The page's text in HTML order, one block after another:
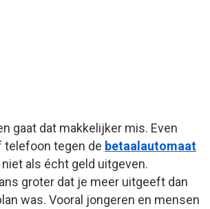
gaat dat makkelijker mis. Even
telefoon tegen de betaalautomaat
als écht geld uitgeven.
groter dat je meer uitgeeft dan
was. Vooral jongeren en mensen